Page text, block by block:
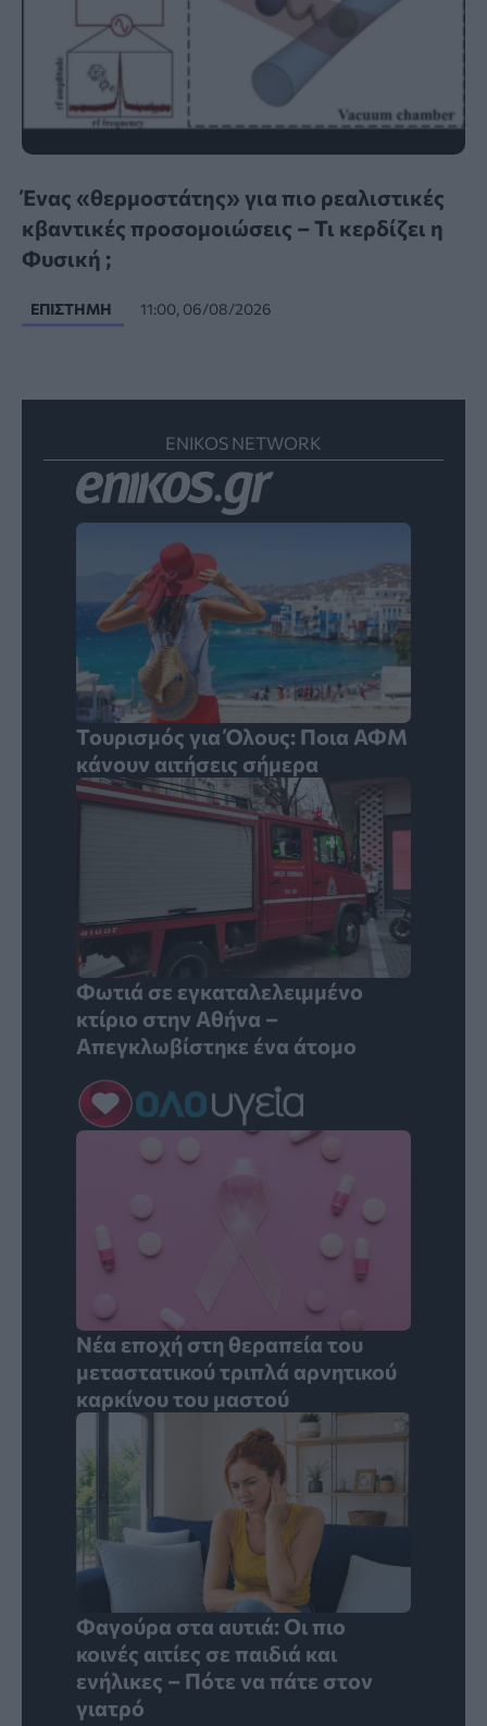
Ένας «θερμοστάτης» για πιο ρεαλιστικές
κβαντικές προσομοιώσεις – Τι κερδίζει η
Φυσική ;
ΕΠΙΣΤΉΜΗ 11:00, 06/08/2026
ENIKOS NETWORK
Τουρισμός για Όλους: Ποια ΑΦΜ
κάνουν αιτήσεις σήμερα
Φωτιά σε εγκαταλελειμμένο
κτίριο στην Αθήνα –
Απεγκλωβίστηκε ένα άτομο
Νέα εποχή στη θεραπεία του
μεταστατικού τριπλά αρνητικού
καρκίνου του μαστού
Φαγούρα στα αυτιά: Οι πιο
κοινές αιτίες σε παιδιά και
ενήλικες – Πότε να πάτε στον
γιατρό